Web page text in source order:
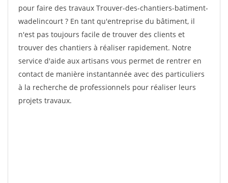
pour faire des travaux Trouver-des-chantiers-batiment-
wadelincourt ? En tant qu'entreprise du bâtiment, il
n'est pas toujours facile de trouver des clients et
trouver des chantiers à réaliser rapidement. Notre
service d'aide aux artisans vous permet de rentrer en
contact de manière instantannée avec des particuliers
à la recherche de professionnels pour réaliser leurs
projets travaux.